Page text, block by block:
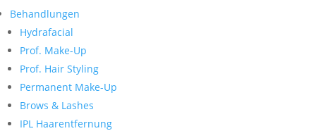
Behandlungen
Hydrafacial
Prof. Make-Up
Prof. Hair Styling
Permanent Make-Up
Brows & Lashes
IPL Haarentfernung
nach:
Neueste Kommentare
Archiv
Kategorien
Keine Kategorien
Meta
Anmelden
Feed der Einträge